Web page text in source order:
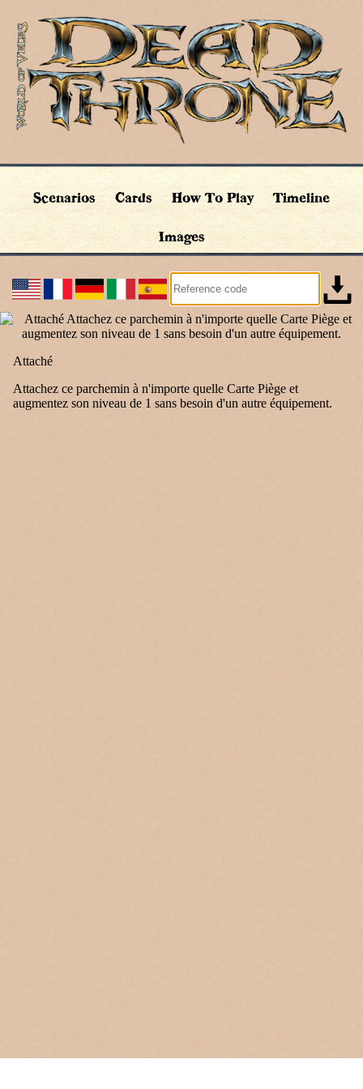
Scenarios Cards How To Play Timeline
Images
Attaché
Attachez ce parchemin à n'importe quelle Carte Piège et
augmentez son niveau de 1 sans besoin d'un autre équipement.